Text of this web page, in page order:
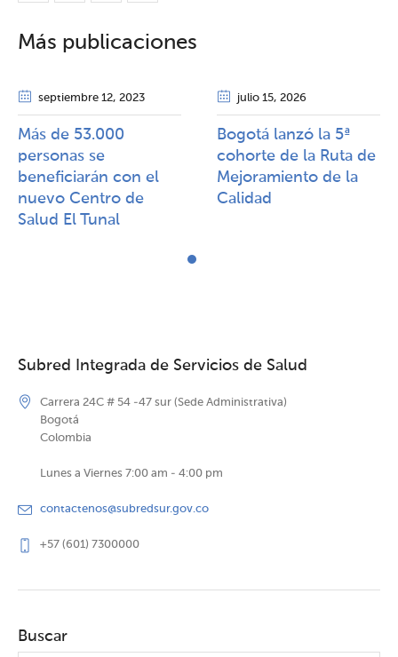
Más publicaciones
septiembre 12, 2023
Más de 53.000
personas se
beneficiarán con el
nuevo Centro de
Salud El Tunal
julio 15, 2026
Bogotá lanzó la 5ª
cohorte de la Ruta de
Mejoramiento de la
Calidad​​
Subred Integrada de Servicios de Salud
Carrera 24C # 54 -47 sur (Sede Administrativa)
Bogotá
Colombia
Lunes a Viernes 7:00 am - 4:00 pm
contactenos@subredsur.gov.co
+57 (601) 7300000
Buscar